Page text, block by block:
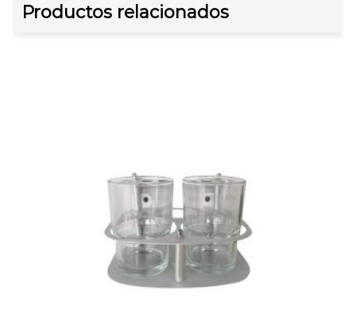
Productos relacionados